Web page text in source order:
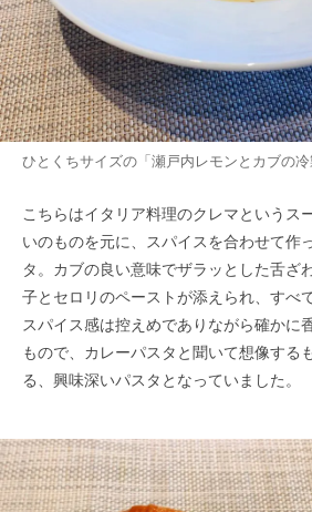
ひとくちサイズの「瀬戸内レモンとカブの冷
こちらはイタリア料理のクレマというス
いのものを元に、スパイスを合わせて作
タ。カブの良い意味でザラッとした舌ざ
子とセロリのペーストが添えられ、すべ
スパイス感は控えめでありながら確かに
もので、カレーパスタと聞いて想像する
る、興味深いパスタとなっていました。